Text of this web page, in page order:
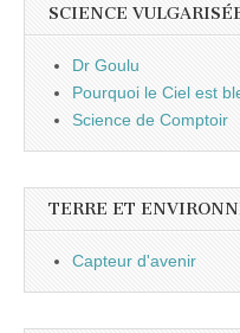
SCIENCE
Dr Goulu
Pourquoi le Ciel est
Science de Comptoir
TERRE ET
Capteur d'avenir